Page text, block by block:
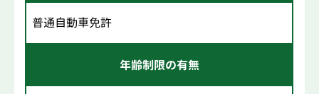
普通自動車免許
年齢制限の有無